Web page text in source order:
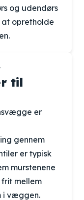
og udendørs
opretholde
til
er
gennem
er typisk
murstenene
mellem
i væggen.